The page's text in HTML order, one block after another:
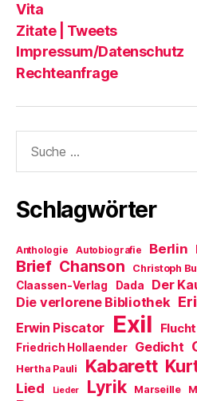
Vita
Zitate | Tweets
Impressum/Datenschutz
Rechteanfrage
nach:
Schlagwörter
Anthologie Autobiografie Berlin
Brief Chanson Christoph
Claassen-Verlag Dada Der
Die verlorene Bibliothek
Erwin Piscator Exil Flucht
Friedrich Hollaender Gedicht
Hertha Pauli Kabarett
Lied Lieder Lyrik Marseille